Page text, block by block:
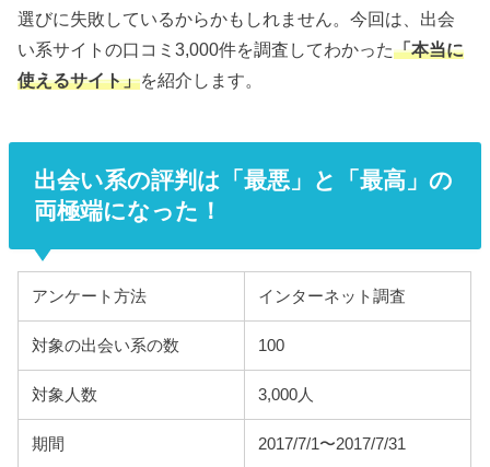
選びに失敗しているからかもしれません。今回は、出会
い系サイトの口コミ3,000件を調査してわかった「本当に
使えるサイト」を紹介します。
出会い系の評判は「最悪」と「最高」の
両極端になった！
アンケート方法 インターネット調査
対象の出会い系の数 100
対象人数 3,000人
期間 2017/7/1〜2017/7/31